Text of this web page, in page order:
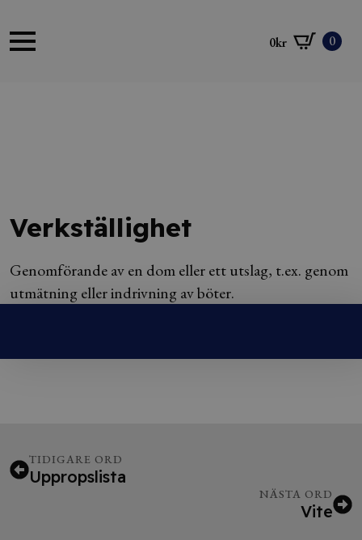
0kr 0
Verkställighet
Genomförande av en dom eller ett utslag, t.ex. genom
utmätning eller indrivning av böter.
TIDIGARE ORD
Uppropslista
NÄSTA ORD
Vite